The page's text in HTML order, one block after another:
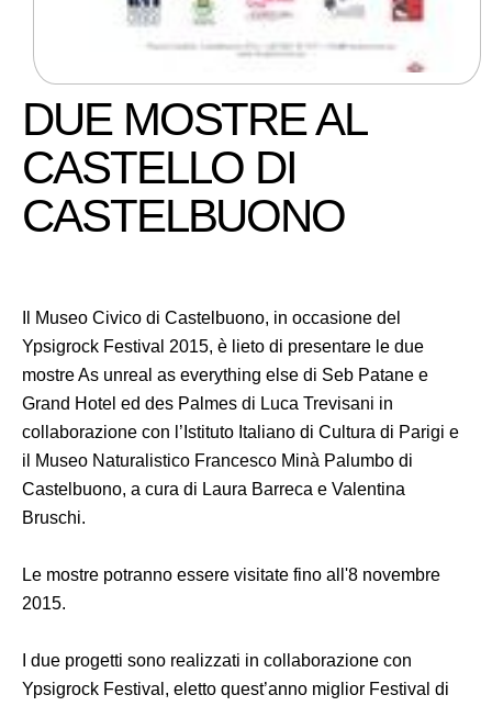
DUE MOSTRE AL
CASTELLO DI
CASTELBUONO
Il Museo Civico di Castelbuono, in occasione del
Ypsigrock Festival 2015, è lieto di presentare le due
mostre As unreal as everything else di Seb Patane e
Grand Hotel ed des Palmes di Luca Trevisani in
collaborazione con l’Istituto Italiano di Cultura di Parigi e
il Museo Naturalistico Francesco Minà Palumbo di
Castelbuono, a cura di Laura Barreca e Valentina
Bruschi.
Le mostre potranno essere visitate fino all'8 novembre
2015.
I due progetti sono realizzati in collaborazione con
Ypsigrock Festival, eletto quest’anno miglior Festival di